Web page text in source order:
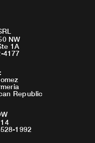
NW
1A
4177
:
Republic
1992